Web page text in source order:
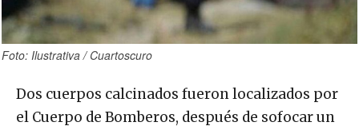
Foto: Ilustrativa / Cuartoscuro
Dos cuerpos calcinados fueron localizados por
el Cuerpo de Bomberos, después de sofocar un